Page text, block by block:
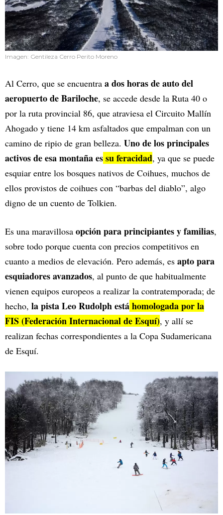
Imagen: Gentileza Cerro Perito Moreno
Al Cerro, que se encuentra a dos horas de auto del
aeropuerto de Bariloche, se accede desde la Ruta 40 o
por la ruta provincial 86, que atraviesa el Circuito Mallín
Ahogado y tiene 14 km asfaltados que empalman con un
camino de ripio de gran belleza. Uno de los principales
activos de esa montaña essu feracidad, ya que se puede
esquiar entre los bosques nativos de Coihues, muchos de
ellos provistos de coihues con “barbas del diablo”, algo
digno de un cuento de Tolkien.
Es una maravillosa opción para principiantes y familias,
sobre todo porque cuenta con precios competitivos en
cuanto a medios de elevación. Pero además, es apto para
esquiadores avanzados, al punto de que habitualmente
vienen equipos europeos a realizar la contratemporada; de
hecho, la pista Leo Rudolph estáhomologada por la
FIS (Federación Internacional de Esquí), y allí se
realizan fechas correspondientes a la Copa Sudamericana
de Esquí.